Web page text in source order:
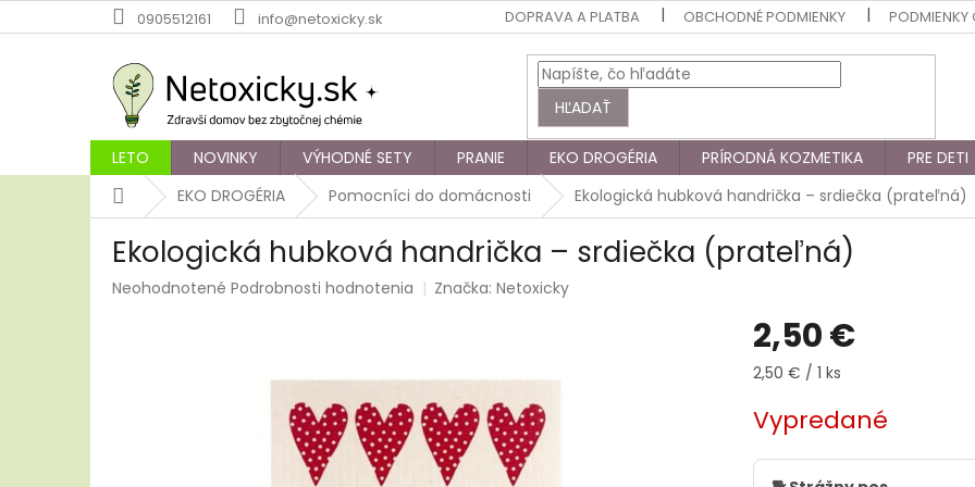
na
0905512161 info@netoxicky.sk DOPRAVA A PLATBA OBCHODNÉ PODMIENKY PODMIENKY
HĽADAŤ
LETO NOVINKY VÝHODNÉ SETY PRANIE EKO DROGÉRIA PRÍRODNÁ KOZMETIKA PRE DETI
DomovEKO DROGÉRIA Pomocníci do domácnosti Ekologická hubková handrička – srdiečka (prateľná)
Ekologická hubková handrička – srdiečka (prateľná)
Priemerné
Neohodnotené Podrobnosti hodnotenia Značka:Netoxicky
2,50 €
Jednotková
2,50 € / 1 ks
Vypredané